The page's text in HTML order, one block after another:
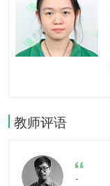
教师评语
-